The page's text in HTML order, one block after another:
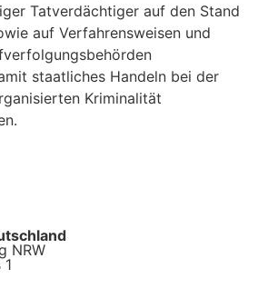
Tatverdächtiger auf den Stand
auf Ver­fahrensweisen und
staatli­ches Handeln bei der
Kriminalität
NRW